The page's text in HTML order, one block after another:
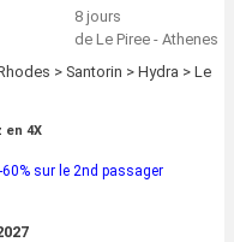
8 jours
de Le Piree - Athenes
> Santorin > Hydra > Le
en 4X
-60% sur le 2nd passager